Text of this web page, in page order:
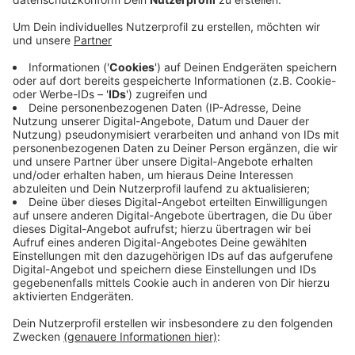
Anzeige
Nach Angaben der Stadt Rees können die letzten
Schritte, wie das Setzen von Straßenmarkierungen und
Verkehrszeichen erfolgen, sobald die entsprechende
verkehrsrechtliche Anordnung vorliegt. Die derzeitige
Sperrung der Deichstraße betrifft den Abschnitt
zwischen der Einfahrt Bergswick und der Haffenschen
Landwehr. Ab Mitte August wird dieser Bereich
voraussichtlich wieder für den Kraftfahrzeugverkehr
freigegeben. Mit der neuen Anbindung soll die
Erreichbarkeit des künftigen Ferienparks deutlich
verbessert werden.
Anzeige